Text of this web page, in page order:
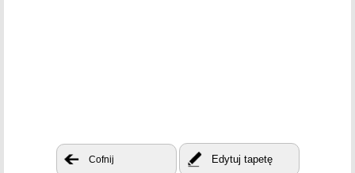
Cofnij Edytuj tapetę